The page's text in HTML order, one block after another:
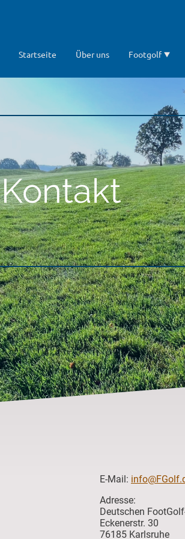
Startseite Über uns Footgolf
Kontakt
E-Mail:
Adresse:
Deutschen
Eckenerstr. 30
76185 Karlsruhe